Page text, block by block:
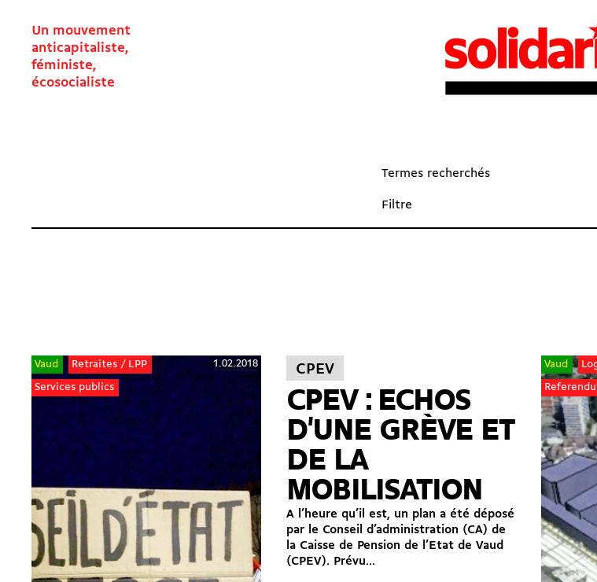
Un mouvement
anticapitaliste,
féministe,
écosocialiste
Termes recherchés
Filtre
Vaud
Retraites / LPP
Services publics
1.02.2018 CPEV
CPEV : ECHOS
D'UNE GRÈVE ET
DE LA
MOBILISATION
A l’heure qu’il est, un plan a été déposé
par le Conseil d’administration (CA) de
la Caisse de Pension de l’Etat de Vaud
(CPEV). Prévu...
Vaud